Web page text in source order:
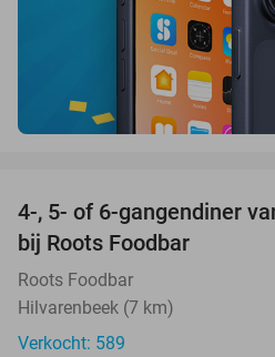
4-, 5- of 6-gangendiner
bij Roots Foodbar
Roots Foodbar
Hilvarenbeek (7 km)
Verkocht: 589